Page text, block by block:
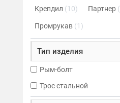
Крепдил 10 Партнер
Промрукав 1
Тип изделия
Рым-болт
Трос стальной